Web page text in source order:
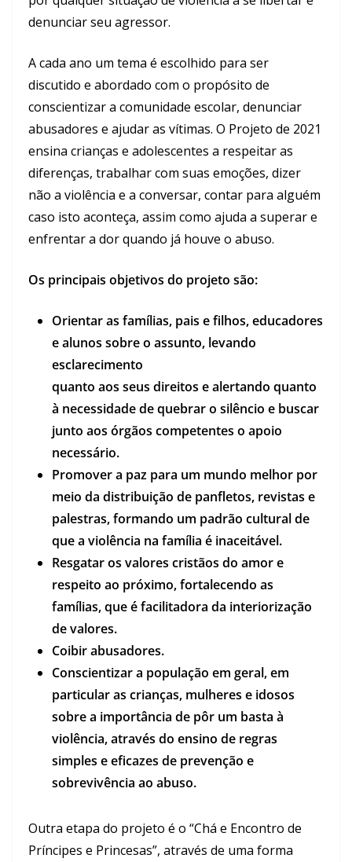
denunciar seu agressor.
A cada ano um tema é escolhido para ser
discutido e abordado com o propósito de
conscientizar a comunidade escolar, denunciar
abusadores e ajudar as vítimas. O Projeto de 2021
ensina crianças e adolescentes a respeitar as
diferenças, trabalhar com suas emoções, dizer
não a violência e a conversar, contar para alguém
caso isto aconteça, assim como ajuda a superar e
enfrentar a dor quando já houve o abuso.
Os principais objetivos do projeto são:
Orientar as famílias, pais e filhos, educadores
e alunos sobre o assunto, levando
esclarecimento
quanto aos seus direitos e alertando quanto
à necessidade de quebrar o silêncio e buscar
junto aos órgãos competentes o apoio
necessário.
Promover a paz para um mundo melhor por
meio da distribuição de panfletos, revistas e
palestras, formando um padrão cultural de
que a violência na família é inaceitável.
Resgatar os valores cristãos do amor e
respeito ao próximo, fortalecendo as
famílias, que é facilitadora da interiorização
de valores.
Coibir abusadores.
Conscientizar a população em geral, em
particular as crianças, mulheres e idosos
sobre a importância de pôr um basta à
violência, através do ensino de regras
simples e eficazes de prevenção e
sobrevivência ao abuso.
Outra etapa do projeto é o “Chá e Encontro de
Príncipes e Princesas”, através de uma forma